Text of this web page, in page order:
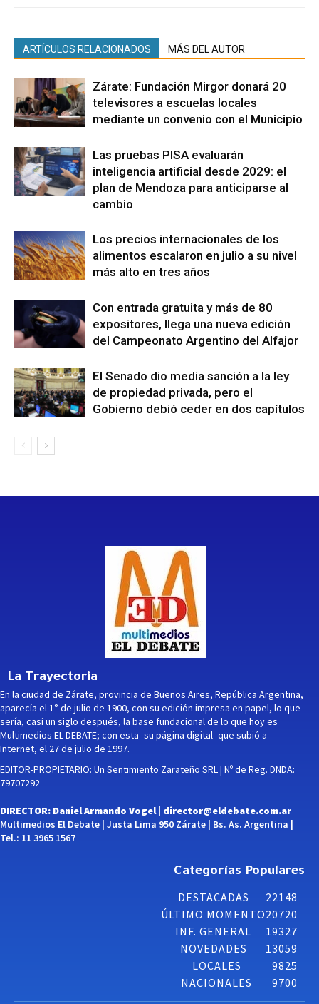
ARTÍCULOS RELACIONADOS MÁS DEL AUTOR
Zárate: Fundación Mirgor donará 20
televisores a escuelas locales
mediante un convenio con el Municipio
Las pruebas PISA evaluarán
inteligencia artificial desde 2029: el
plan de Mendoza para anticiparse al
cambio
Los precios internacionales de los
alimentos escalaron en julio a su nivel
más alto en tres años
Con entrada gratuita y más de 80
expositores, llega una nueva edición
del Campeonato Argentino del Alfajor
El Senado dio media sanción a la ley
de propiedad privada, pero el
Gobierno debió ceder en dos capítulos
La Trayectoria
En la ciudad de Zárate, provincia de Buenos Aires, República Argentina,
aparecía el 1° de julio de 1900, con su edición impresa en papel, lo que
sería, casi un siglo después, la base fundacional de lo que hoy es
Multimedios EL DEBATE; con esta -su página digital- que subió a
Internet, el 27 de julio de 1997.
EDITOR-PROPIETARIO: Un Sentimiento Zarateño SRL | Nº de Reg. DNDA:
79707292
DIRECTOR: Daniel Armando Vogel | director@eldebate.com.ar
Multimedios El Debate | Justa Lima 950 Zárate | Bs. As. Argentina |
Tel.: 11 3965 1567
Categorías Populares
DESTACADAS
22148
ÚLTIMO MOMENTO20720
INF. GENERAL
19327
NOVEDADES
13059
LOCALES
9825
NACIONALES
9700